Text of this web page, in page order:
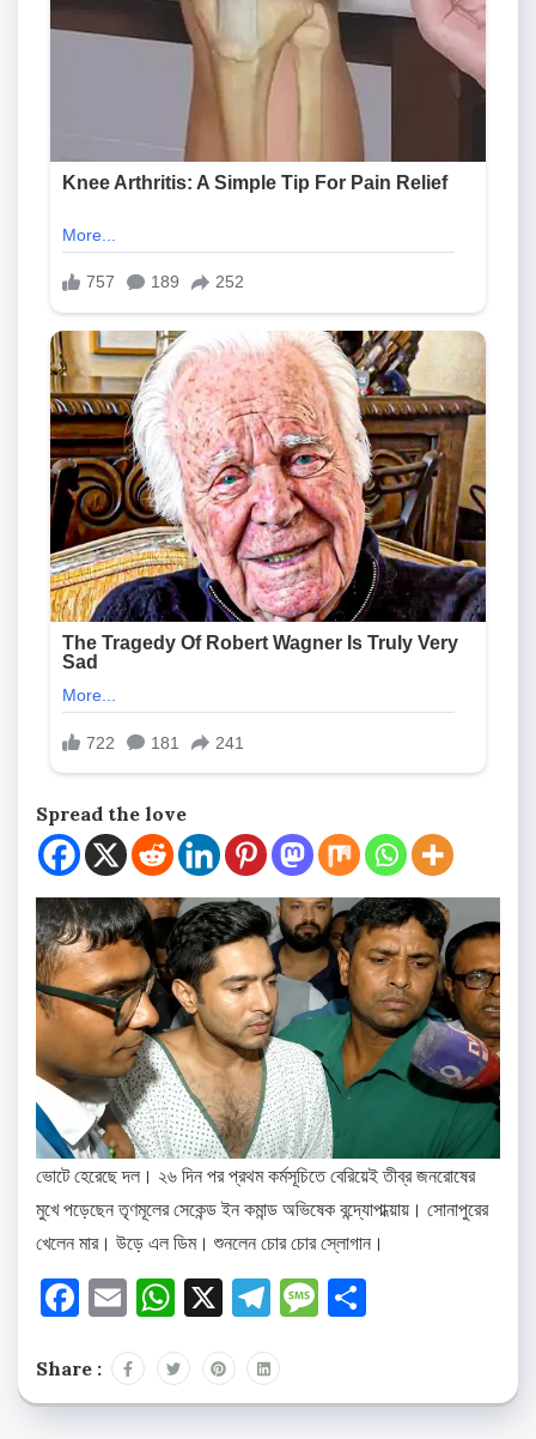
Spread the love
ভোটে হেরেছে দল। ২৬ দিন পর প্রথম কর্মসূচিতে বেরিয়েই তীব্র জনরোষের
মুখে পড়েছেন তৃণমূলের সেকেন্ড ইন কমান্ড অভিষেক বন্দ্যোপাধ্য়ায়। সোনাপুরের
খেলেন মার। উড়ে এল ডিম। শুনলেন চোর চোর স্লোগান।
Facebook
EmailWhatsApp
X Telegram
Message
Share :